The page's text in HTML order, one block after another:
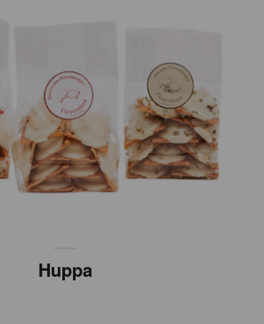
Huppa